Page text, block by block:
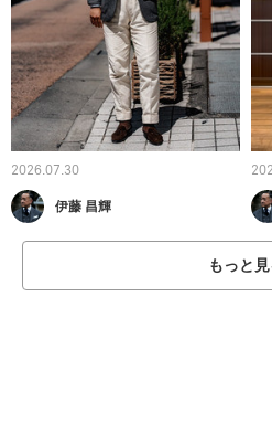
2026.07.30
伊藤 昌輝
もっと